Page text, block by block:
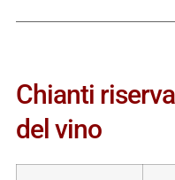
Chianti
del vino